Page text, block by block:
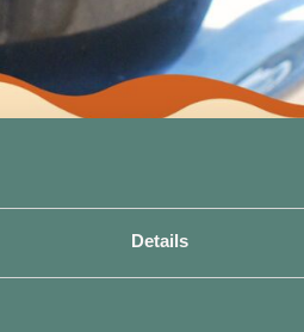
Details